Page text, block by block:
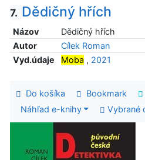
7. Dědičný hřích
Názov
Dědičný hřích
Autor
Cílek Roman
Vyd.údaje
Moba , 2021
Do košíka Bookmark
Náhľad e-knihy
Vybrané